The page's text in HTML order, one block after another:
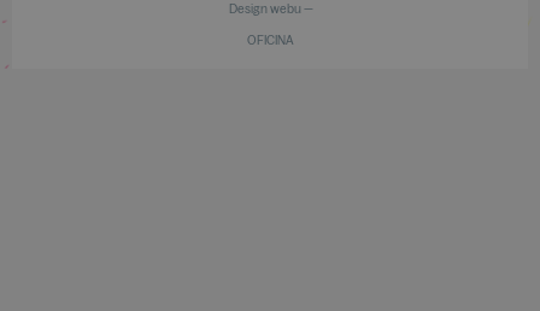
Design webu —
OFICINA